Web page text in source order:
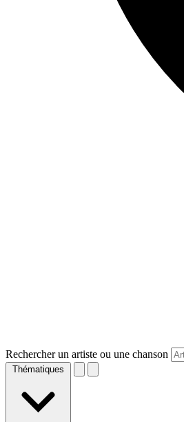
Rechercher un artiste ou une chanson
Thématiques